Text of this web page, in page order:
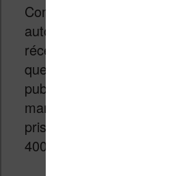
Compte tenu de
autour de ce type
récente reMarkable 2), il
que Sony s’intéresse à
public puisqu’il semble y
marché pour ces liseuses
prise de note dont le prix
400€.